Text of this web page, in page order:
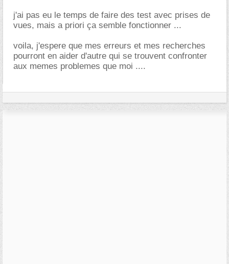
j'ai pas eu le temps de faire des test avec prises de
vues, mais a priori ça semble fonctionner ...
voila, j'espere que mes erreurs et mes recherches
pourront en aider d'autre qui se trouvent confronter
aux memes problemes que moi ....